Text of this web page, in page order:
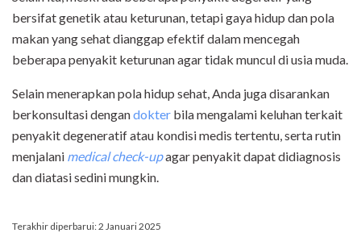
bersifat genetik atau keturunan, tetapi gaya hidup dan pola
makan yang sehat dianggap efektif dalam mencegah
beberapa penyakit keturunan agar tidak muncul di usia muda.
Selain menerapkan pola hidup sehat, Anda juga disarankan
berkonsultasi dengandokter bila mengalami keluhan terkait
penyakit degeneratif atau kondisi medis tertentu, serta rutin
menjalani medical check-upagar penyakit dapat didiagnosis
dan diatasi sedini mungkin.
Terakhir diperbarui: 2 Januari 2025